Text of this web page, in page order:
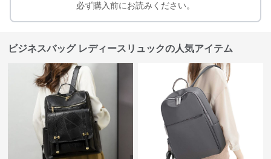
必ず購入前にお読みください。
ビジネスバッグ レディースリュックの人気アイテム